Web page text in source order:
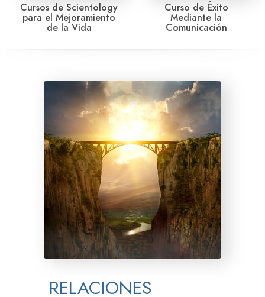
Cursos de Scientology
para el Mejoramiento
de la Vida
Curso de Éxito
Mediante la
Comunicación
RELACIONES